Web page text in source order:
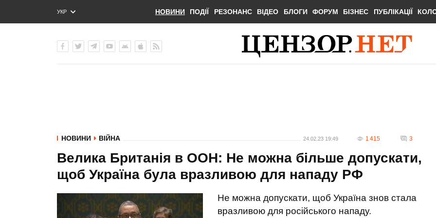
УКР
ENG
НОВИНИ ПОДІЇ РЕЗОНАНС ВІДЕО БЛОГИ ФОРУМ БІЗНЕС ПУБЛІКАЦІЇ
НОВИНИ ВІЙНА 24.02.23 19:49 1 415 3
Велика Британія в ООН: Не можна більше допускати,
щоб Україна була вразливою для нападу РФ
Не можна допускати, щоб Україна знов стала
вразливою для російського нападу.